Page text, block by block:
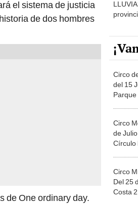
el sistema de justicia
de dos hombres
de One ordinary day.
Circo
del 15
Parque
Circo
de
Círculo
Circo
Del 25
Costa